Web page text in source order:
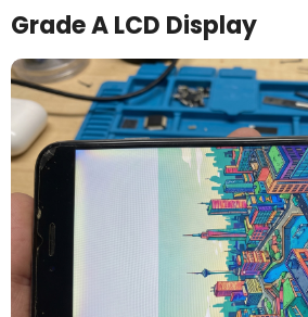
Grade A LCD Display